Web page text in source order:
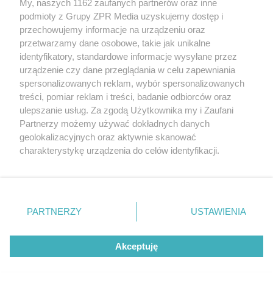
My, naszych 1162 zaufanych partnerów oraz inne
podmioty z Grupy ZPR Media uzyskujemy dostęp i
przechowujemy informacje na urządzeniu oraz
przetwarzamy dane osobowe, takie jak unikalne
identyfikatory, standardowe informacje wysyłane przez
urządzenie czy dane przeglądania w celu zapewniania
spersonalizowanych reklam, wybór spersonalizowanych
treści, pomiar reklam i treści, badanie odbiorców oraz
ulepszanie usług. Za zgodą Użytkownika my i Zaufani
Partnerzy możemy używać dokładnych danych
geolokalizacyjnych oraz aktywnie skanować
charakterystykę urządzenia do celów identyfikacji.
zmienić/wycofać klikając przycisk ustawień prywatności
znajdujący się w lewym dolnym rogu strony
rodzaje przetwarzania danych nie wymagają zgody
użytkownika, ale masz prawo sprzeciwić się takiemu
przetwarzaniu. Preferencje będą miały zastosowanie tylko
PARTNERZY USTAWIENIA
Akceptuję